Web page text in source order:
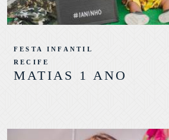
MATIAS 1 ANO
FESTA INFANTIL
RECIFE